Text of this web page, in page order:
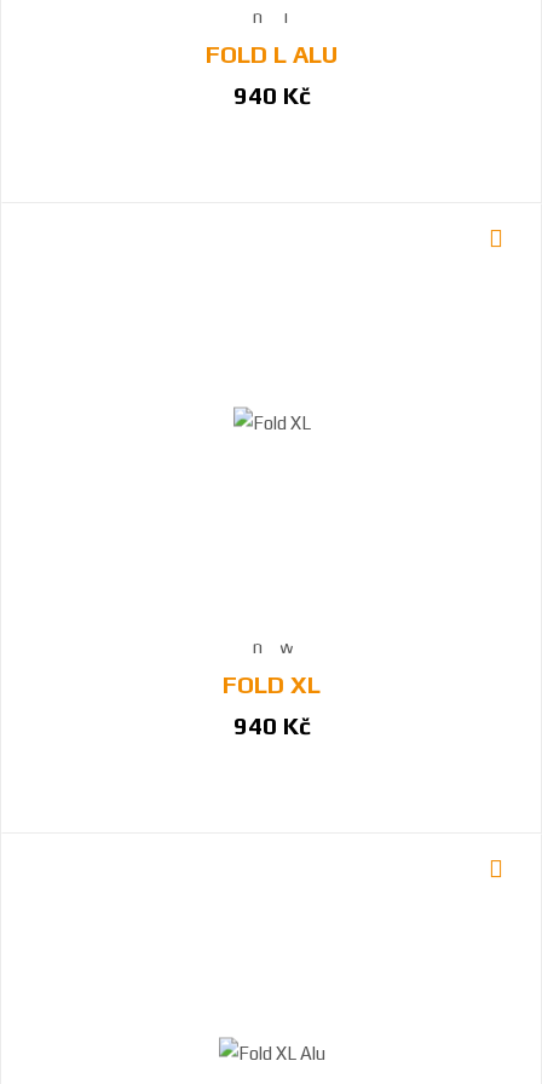
FOLD L ALU
940 Kč
FOLD XL
940 Kč